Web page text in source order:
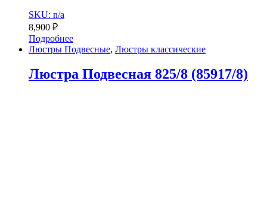
SKU: n/a
8,900 ₽
Подробнее
Люстры Подвесные, Люстры классические
Люстра Подвесная 825/8 (85917/8)